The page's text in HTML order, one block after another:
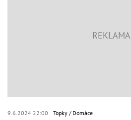
9.6.2024 22:00 Topky Domáce